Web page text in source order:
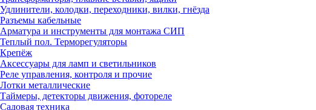
Удлинители, колодки, переходники, вилки, гнёзда
Разъемы кабельные
Арматура и инструменты для монтажа СИП
Теплый пол. Терморегуляторы
Крепёж
Аксессуары для ламп и светильников
Реле управления, контроля и прочие
Лотки металлические
Таймеры, детекторы движения, фотореле
Садовая техника